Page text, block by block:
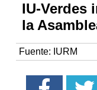
IU-Verdes
la
Fuente: IURM